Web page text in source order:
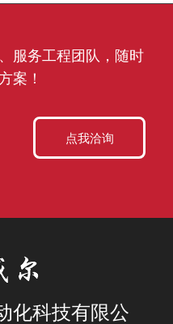
服务工程团队，随时
案！
点我洽询
化科技有限公